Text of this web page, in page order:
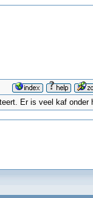
Er is veel kaf